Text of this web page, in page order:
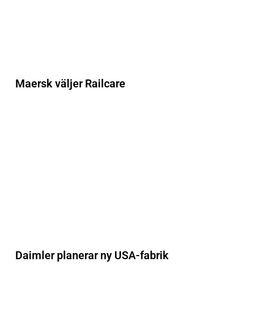
Maersk väljer Railcare
Daimler planerar ny USA-fabrik